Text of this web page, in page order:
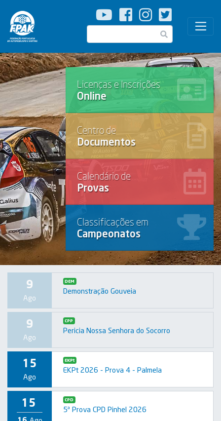
Passar
para
o
Pesquisar
Licenças e Inscrições
Online
Centro de
Documentos
Calendário de
Provas
Classificações em
Campeonatos
9
Ago
DEM
Demonstração Gouveia
9
Ago
CPP
Pericia Nossa Senhora do Socorro
15
Ago
EKPt
EKPt 2026 - Prova 4 - Palmela
15 CPD
5ª Prova CPD Pinhel 2026